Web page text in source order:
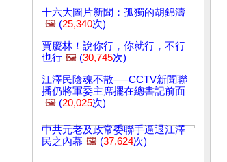
十六大圖片新聞：孤獨的胡錦濤
🖼️ (25,340次)
賈慶林！說你行，你就行，不行
也行 🖼️ (30,745次)
江澤民陰魂不散──CCTV新聞聯
播仍將軍委主席擺在總書記前面
🖼️ (20,025次)
中共元老及政常委聯手逼退江澤
民之內幕 🖼️ (37,624次)